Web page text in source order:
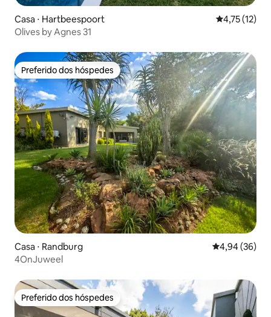
Casa ⋅ Hartbeespoort 4,75 de uma
4,75 (12)
Olives by Agnes 31
Preferido dos hóspedes
Preferido dos hóspedes
Casa ⋅ Randburg 4,94 de uma
4,94 (36)
4OnJuweel
Preferido dos hóspedes
Preferido dos hóspedes